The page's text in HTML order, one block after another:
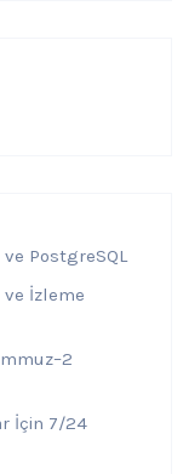
ve PostgreSQL
ve İzleme
İçin 7/24